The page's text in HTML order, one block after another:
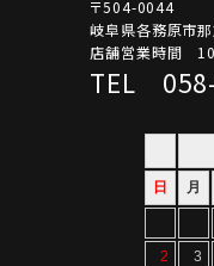
〒504-0044
岐阜県各務原市
店舗営業時間
TEL